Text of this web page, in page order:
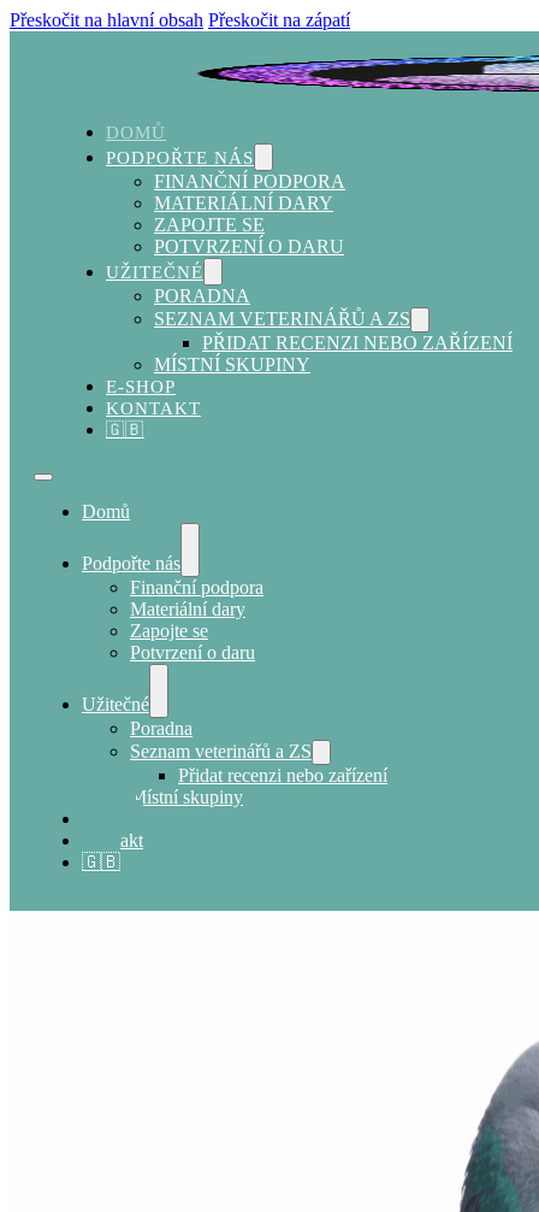
Přeskočit na hlavní obsah Přeskočit na zápatí
DOMŮ
PODPOŘTE NÁS
FINANČNÍ PODPORA
MATERIÁLNÍ DARY
ZAPOJTE SE
POTVRZENÍ O DARU
UŽITEČNÉ
PORADNA
SEZNAM VETERINÁŘŮ A ZS
PŘIDAT RECENZI NEBO ZAŘÍZENÍ
MÍSTNÍ SKUPINY
E-SHOP
KONTAKT
🇬🇧
Domů
Podpořte nás
Finanční podpora
Materiální dary
Zapojte se
Potvrzení o daru
Užitečné
Poradna
Seznam veterinářů a ZS
Přidat recenzi nebo zařízení
Místní skupiny
Kontakt
🇬🇧